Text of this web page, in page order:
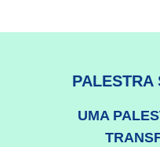
PALESTRA
UMA